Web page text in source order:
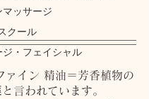
ッサージ
クール
・フェイシャル
ァイン 精油＝芳香植物の
言われています。